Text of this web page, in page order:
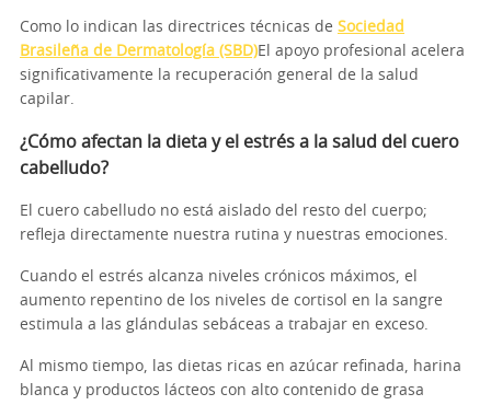
Como lo indican las directrices técnicas de Sociedad
Brasileña de Dermatología (SBD)El apoyo profesional acelera
significativamente la recuperación general de la salud
capilar.
¿Cómo afectan la dieta y el estrés a la salud del cuero
cabelludo?
El cuero cabelludo no está aislado del resto del cuerpo;
refleja directamente nuestra rutina y nuestras emociones.
Cuando el estrés alcanza niveles crónicos máximos, el
aumento repentino de los niveles de cortisol en la sangre
estimula a las glándulas sebáceas a trabajar en exceso.
Al mismo tiempo, las dietas ricas en azúcar refinada, harina
blanca y productos lácteos con alto contenido de grasa